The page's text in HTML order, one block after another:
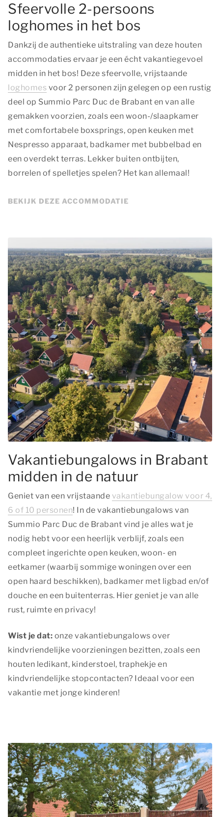
Sfeervolle 2-persoons
loghomes in het bos
Dankzij de authentieke uitstraling van deze houten
accommodaties ervaar je een écht vakantiegevoel
midden in het bos! Deze sfeervolle, vrijstaande
loghomes voor 2 personen zijn gelegen op een rustig
deel op Summio Parc Duc de Brabant en van alle
gemakken voorzien, zoals een woon-/slaapkamer
met comfortabele boxsprings, open keuken met
Nespresso apparaat, badkamer met bubbelbad en
een overdekt terras. Lekker buiten ontbijten,
borrelen of spelletjes spelen? Het kan allemaal!
BEKIJK DEZE ACCOMMODATIE
Vakantiebungalows in Brabant
midden in de natuur
Geniet van een vrijstaande vakantiebungalow voor 4,
6 of 10 personen! In de vakantiebungalows van
Summio Parc Duc de Brabant vind je alles wat je
nodig hebt voor een heerlijk verblijf, zoals een
compleet ingerichte open keuken, woon- en
eetkamer (waarbij sommige woningen over een
open haard beschikken), badkamer met ligbad en/of
douche en een buitenterras. Hier geniet je van alle
rust, ruimte en privacy!
Wist je dat: onze vakantiebungalows over
kindvriendelijke voorzieningen bezitten, zoals een
houten ledikant, kinderstoel, traphekje en
kindvriendelijke stopcontacten? Ideaal voor een
vakantie met jonge kinderen!